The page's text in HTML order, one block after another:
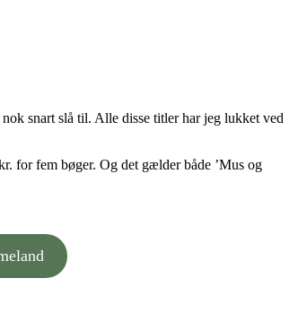
nok snart slå til. Alle disse titler har jeg lukket ved
for fem bøger. Og det gælder både ’Mus og